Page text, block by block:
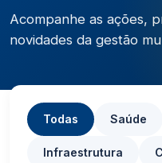
Acompanhe as ações,
novidades da gestão
Todas Saúde
Infraestrutura